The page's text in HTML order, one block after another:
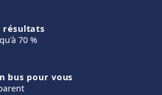
résultats
70 %
bus pour vous